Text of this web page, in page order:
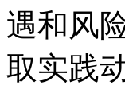
遇和风
取实践